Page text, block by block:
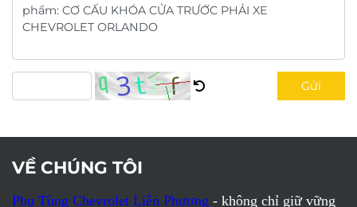
Gửi
VỀ CHÚNG TÔI
Phụ Tùng Chevrolet Liên Phương - không chỉ giữ vững